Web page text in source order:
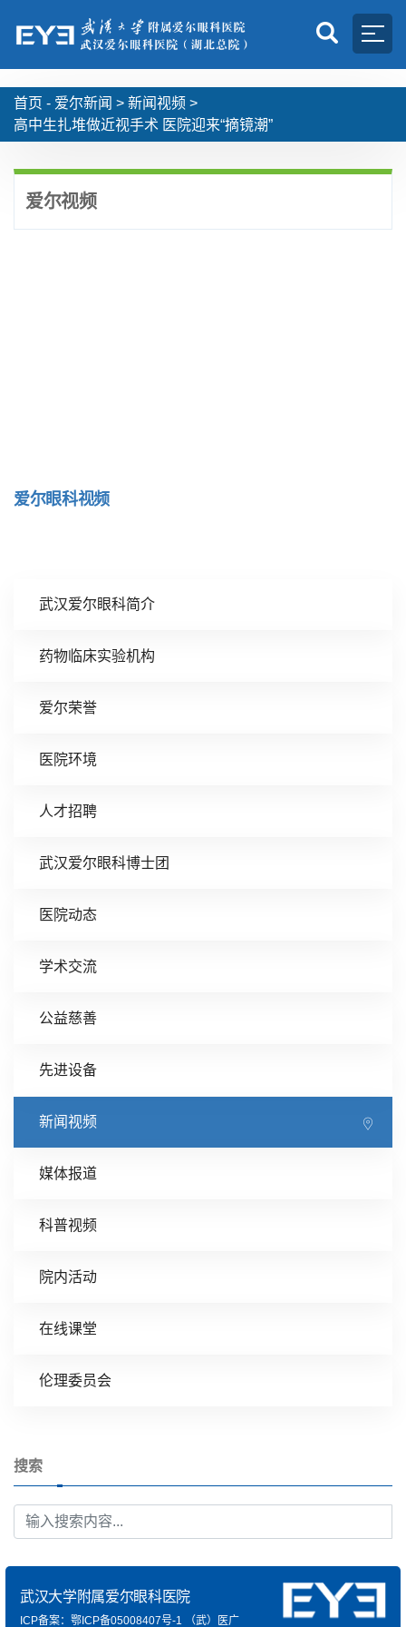
首页 - 爱尔新闻 > 新闻视频 >
高中生扎堆做近视手术 医院迎来“摘镜潮”
武汉爱尔眼科简介
药物临床实验机构
爱尔荣誉
医院环境
人才招聘
武汉爱尔眼科博士团
医院动态
学术交流
公益慈善
先进设备
新闻视频
媒体报道
科普视频
院内活动
在线课堂
伦理委员会
搜索
爱尔视频
爱尔眼科视频
武汉大学附属爱尔眼科医院
ICP备案：鄂ICP备05008407号-1 （武）医广